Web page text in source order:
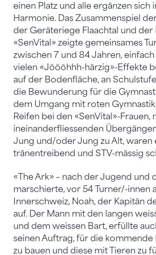
einen Platz und alle ergänzen sich
Harmonie. Das Zusammenspiel
der Geräteriege Flaachtal und
«SenVital» zeigte gemeinsames
zwischen 7 und 84 Jahren, einfach
vielen «Jöööhhh-härzig»-Effekte
auf der Bodenfläche, an
die Bewunderung für die
dem Umgang mit roten
Reifen bei den «SenVital»-Frauen,
ineinanderfliessenden
Jung und/oder Jung zu Alt, waren
tränentreibend und STV-mässig
«The Ark» – nach der Jugend und
marschierte, vor 54 Turner/-innen
Innerschweiz, Noah, der Kapitän
auf. Der Mann mit den langen
und dem weissen Bart, erfüllte
seinen Auftrag, für die kommende
zu bauen und diese mit Tieren zu